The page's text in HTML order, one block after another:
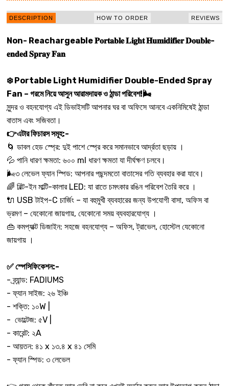
DESCRIPTION HOW TO ORDER REVIEWS
Non- Reachargeable 𝐏𝐨𝐫𝐭𝐚𝐛𝐥𝐞 𝐋𝐢𝐠𝐡𝐭 𝐇𝐮𝐦𝐢𝐝𝐢𝐟𝐢𝐞𝐫 𝐃𝐨𝐮𝐛𝐥𝐞-
𝐞𝐧𝐝𝐞𝐝 𝐒𝐩𝐫𝐚𝐲 𝐅𝐚𝐧
❄️ Portable Light Humidifier Double-Ended Spray
Fan – গরমে নিয়ে আসুন আরামদায়ক ও ঠান্ডা পরিবেশ!🌬️
সুন্দর ও বহনযোগ্য এই ডিভাইসটি আপনার ঘর বা অফিসে আনবে একনিমিষেই ঠান্ডা
বাতাস এবং সজিবতা।
👉এটার ফিচারস সমূহ:-
🌀 ডাবল হেড স্প্রে: দুই পাশে স্প্রে করে সমানভাবে আর্দ্রতা ছড়ায় ।
💦 পানি ধারণ ক্ষমতা: ৬০০ ml ধারণ ক্ষমতা যা দীর্ঘক্ষণ চলবে।
🌬️৩ লেভেল ফ্যান স্পিড: আপনার পছন্দমতো বাতাসের গতি ব্যবহার করা যাবে।
🌈 বিল্ট-ইন মাল্টি-কালার LED: যা রাতে চমৎকার রঙিন পরিবেশ তৈরি করে ।
🔌 USB টাইপ-C চার্জিং – যা বহুমুখী ব্যবহারের জন্য উপযোগী বাসা, অফিস বা
ভ্রমণ – যেকোনো জায়গায়, যেকোনো সময় ব্যবহারযোগ্য ।
👜 কমপ্যাক্ট ডিজাইন: সহজে বহনযোগ্য – অফিস, ট্রাভেল, হোস্টেল যেকোনো
জায়গায় ।
✅ স্পেসিফিকেশন:-
- ব্র্যান্ড: FADIUMS
- ফ্যান সাইজ: ২৬ ইঞ্চি
- শক্তি: ১০W |
- ভোল্টেজ: ৫V |
- কারেন্ট: ২A
- আয়তন: ৪১ x ১৩.৪ x ৪১ সেমি
- ফ্যান স্পিড: ৩ লেভেল